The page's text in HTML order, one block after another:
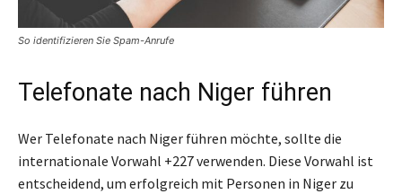
So identifizieren Sie Spam-Anrufe
Telefonate nach Niger führen
Wer Telefonate nach Niger führen möchte, sollte die
internationale Vorwahl +227 verwenden. Diese Vorwahl ist
entscheidend, um erfolgreich mit Personen in Niger zu